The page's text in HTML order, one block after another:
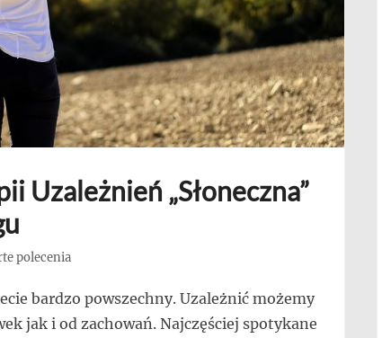
Uzależnień „Słoneczna”
polecenia
bardzo powszechny. Uzależnić możemy
jak i od zachowań. Najczęściej spotykane